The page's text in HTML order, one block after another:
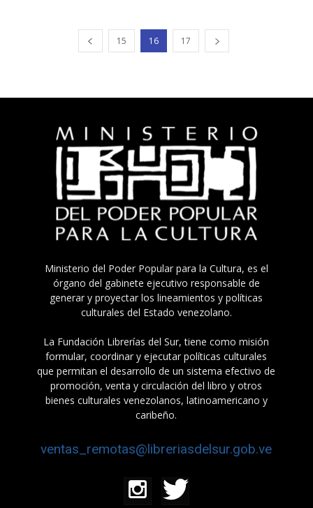
15 16 17
Ministerio del Poder Popular para la Cultura, es el
órgano del gabinete ejecutivo responsable de
generar y proyectar los lineamientos y políticas
culturales del Estado venezolano.
La Fundación Librerías del Sur, tiene como misión
formular, coordinar y ejecutar políticas culturales
que permitan el desarrollo de un sistema efectivo de
promoción, venta y circulación del libro y otros
bienes culturales venezolanos, latinoamericano y
caribeño.
ventas_remotas@libreriasdelsur.gob.ve